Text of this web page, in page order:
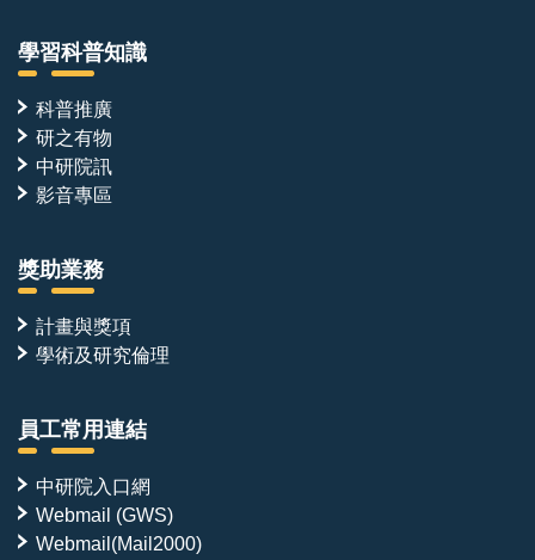
學習科普知識
科普推廣
研之有物
中研院訊
影音專區
獎助業務
計畫與獎項
學術及研究倫理
員工常用連結
中研院入口網
Webmail (GWS)
Webmail(Mail2000)